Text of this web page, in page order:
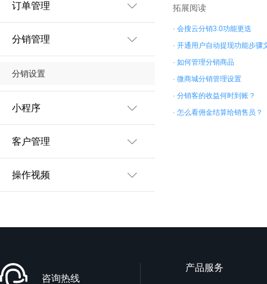
订单管理
分销管理
分销设置
小程序
客户管理
操作视频
拓展阅读
· 会搜云分销3.0功能更迭
· 开通用户自动提现功能步骤
· 如何管理分销商品
· 微商城分销管理设置
· 分销客的收益何时到账？
· 怎么看佣金结算给销售员？
咨询热线
产品服务